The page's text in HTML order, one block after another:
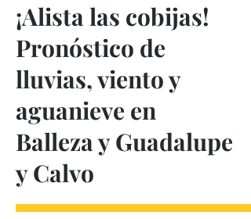
¡Alista las cobijas!
Pronóstico de
lluvias, viento y
aguanieve en
Balleza y Guadalupe
y Calvo